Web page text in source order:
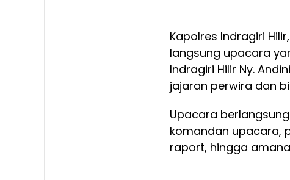
Kapolres Indragiri Hilir,
langsung upacara
Indragiri Hilir Ny.
jajaran perwira dan
Upacara
komandan upacara,
raport, hingga